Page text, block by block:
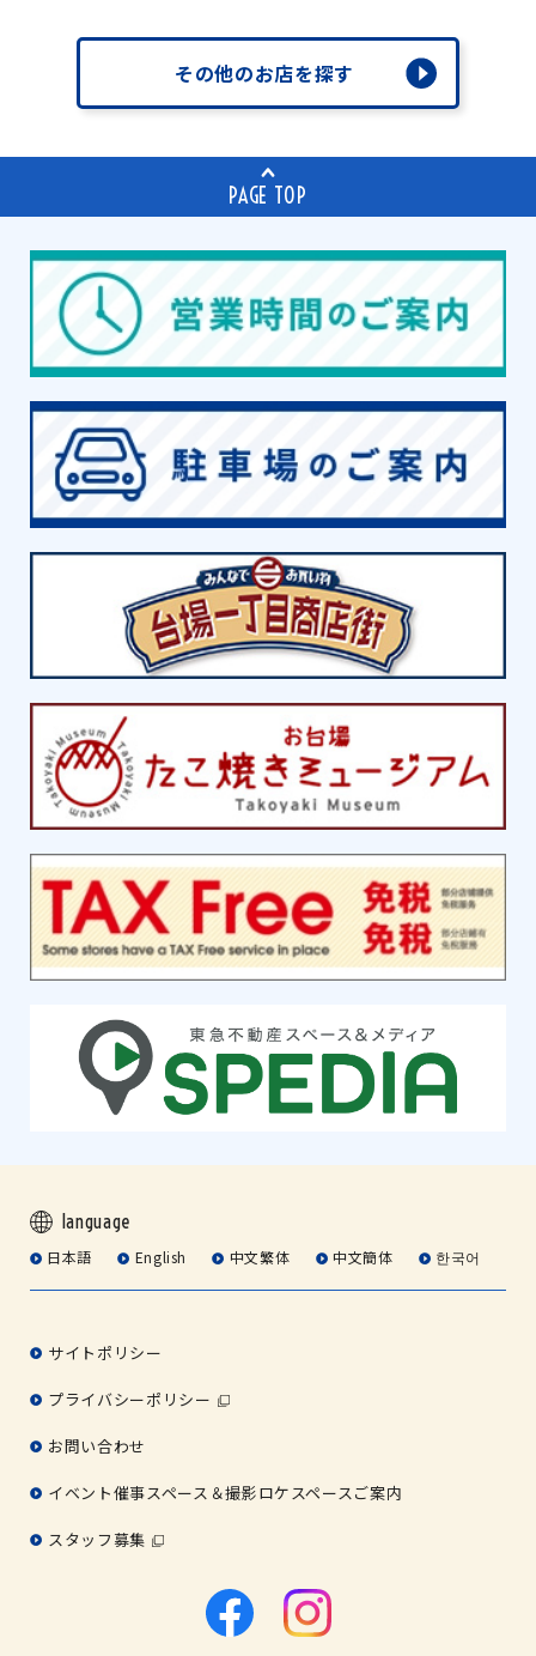
その他のお店を探す
PAGE TOP
language
日本語 English 中文繁体 中文簡体 한국어
サイトポリシー
プライバシーポリシー
お問い合わせ
イベント催事スペース＆撮影ロケスペースご案内
スタッフ募集